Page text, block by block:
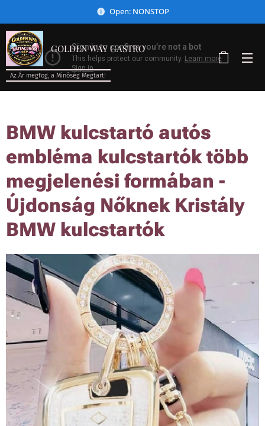
Open: NONSTOP
GOLDEN WAY GASTRO
Az Ár megfog, a Minőség Megtart!
BMW kulcstartó autós
embléma kulcstartók több
megjelenési formában -
Újdonság Nőknek Kristály
BMW kulcstartók